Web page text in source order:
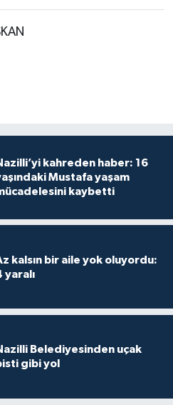
kahreden haber: 16
Mustafa yaşam
kaybetti
kalsın bir aile yok oluyordu:
yaralı
Belediyesinden uçak
gibi yol